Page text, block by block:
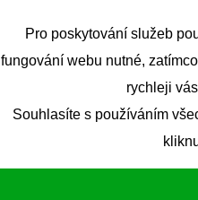
Pro poskytování služeb
fungování webu nutné,
rychleji
Souhlasíte s používáním